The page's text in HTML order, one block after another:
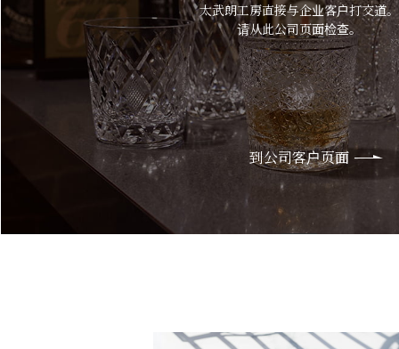
太武朗工房直接与企业客户打交道。
请从此公司页面检查。
到公司客户页面